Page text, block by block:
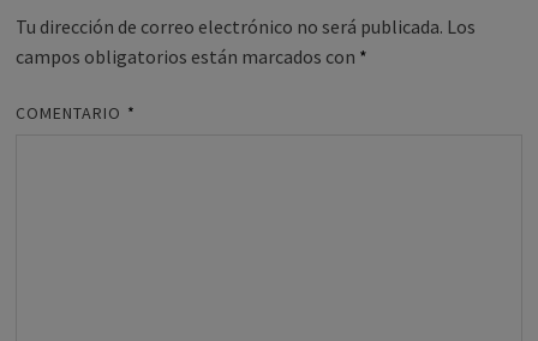
Tu dirección de correo electrónico no será publicada. Los
campos obligatorios están marcados con *
COMENTARIO *